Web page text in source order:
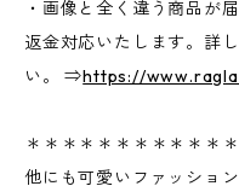
・画像と全く違う商品が
返金対応いたします。詳
い。 ⇒https://
＊＊＊＊＊＊＊＊＊＊＊
他にも可愛いファッショ